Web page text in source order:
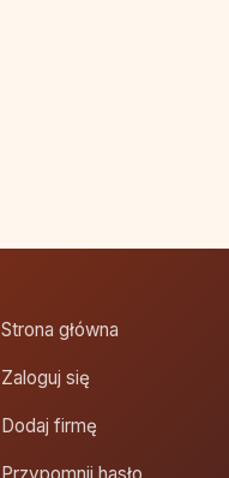
Strona główna
Zaloguj się
Dodaj firmę